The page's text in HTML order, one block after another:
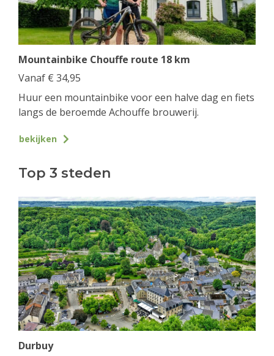
Mountainbike Chouffe route 18 km
Vanaf € 34,95
Huur een mountainbike voor een halve dag en fiets
langs de beroemde Achouffe brouwerij.
bekijken
Top 3 steden
Durbuy